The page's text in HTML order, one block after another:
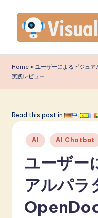
content
is
u
li
A
Home » ユーザーによるビジュ
実践レビュー
Read this post in:
Posted
in
AI AI Chatbot
ユーザー
アルパラ